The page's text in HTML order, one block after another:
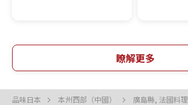
瞭解更多
品味日本 本州西部（中國） 廣島縣, 法國料理